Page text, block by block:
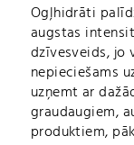
Ogļhidrāti
augstas
dzīvesveids, jo
nepieciešams
uzņemt ar
graudaugiem,
produktiem,